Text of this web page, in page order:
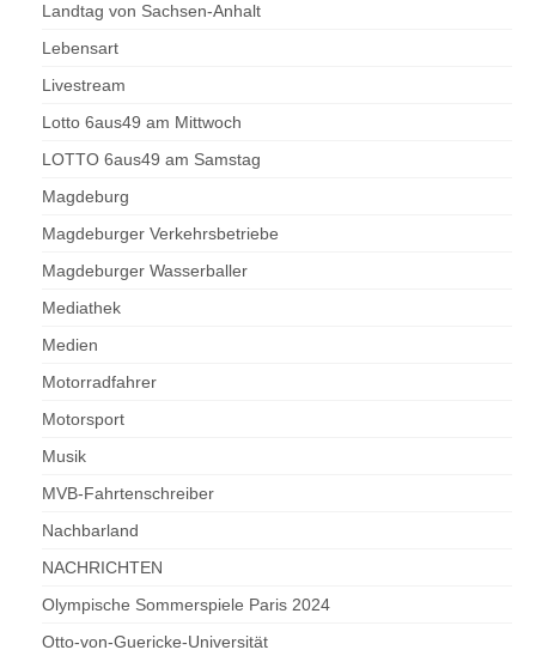
Landtag von Sachsen-Anhalt
Lebensart
Livestream
Lotto 6aus49 am Mittwoch
LOTTO 6aus49 am Samstag
Magdeburg
Magdeburger Verkehrsbetriebe
Magdeburger Wasserballer
Mediathek
Medien
Motorradfahrer
Motorsport
Musik
MVB-Fahrtenschreiber
Nachbarland
NACHRICHTEN
Olympische Sommerspiele Paris 2024
Otto-von-Guericke-Universität